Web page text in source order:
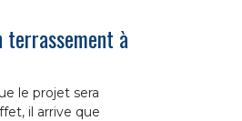
terrassement à
le projet sera
il arrive que